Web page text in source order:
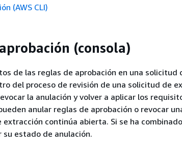
(AWS CLI)
(consola)
de las reglas de aprobación en una solicitud
del proceso de revisión de una solicitud de
la anulación y volver a aplicar los
anular reglas de aprobación o revocar
continúa abierta. Si se ha
su estado de anulación.